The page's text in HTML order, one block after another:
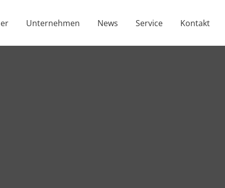
Unternehmen News Service Kontakt